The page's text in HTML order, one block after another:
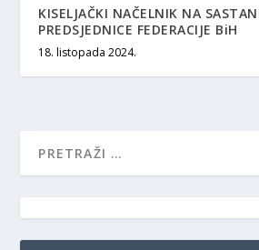
KISELJAČKI NAČELNIK NA
PREDSJEDNICE FEDERACIJE BiH
18. listopada 2024.